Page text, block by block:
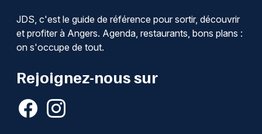
JDS, c'est le guide de référence pour sortir, découvrir
et profiter à Angers. Agenda, restaurants, bons plans :
on s'occupe de tout.
Rejoignez-nous sur